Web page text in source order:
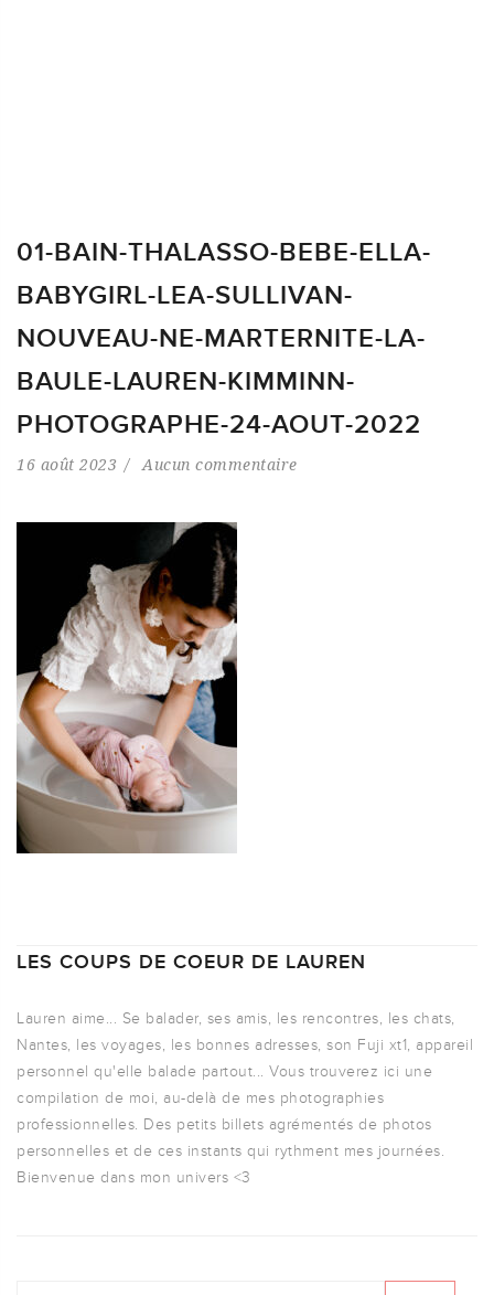
01-BAIN-THALASSO-BEBE-ELLA-
BABYGIRL-LEA-SULLIVAN-
NOUVEAU-NE-MARTERNITE-LA-
BAULE-LAUREN-KIMMINN-
PHOTOGRAPHE-24-AOUT-2022
16 août 2023 Aucun commentaire
LES COUPS DE COEUR DE LAUREN
Lauren aime... Se balader, ses amis, les rencontres, les chats,
Nantes, les voyages, les bonnes adresses, son Fuji xt1, appareil
personnel qu'elle balade partout... Vous trouverez ici une
compilation de moi, au-delà de mes photographies
professionnelles. Des petits billets agrémentés de photos
personnelles et de ces instants qui rythment mes journées.
Bienvenue dans mon univers <3